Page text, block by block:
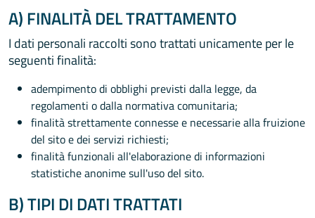
A) FINALITÀ DEL TRATTAMENTO
I dati personali raccolti sono trattati unicamente per le
seguenti finalità:
adempimento di obblighi previsti dalla legge, da
regolamenti o dalla normativa comunitaria;
finalità strettamente connesse e necessarie alla fruizione
del sito e dei servizi richiesti;
finalità funzionali all'elaborazione di informazioni
statistiche anonime sull'uso del sito.
B) TIPI DI DATI TRATTATI